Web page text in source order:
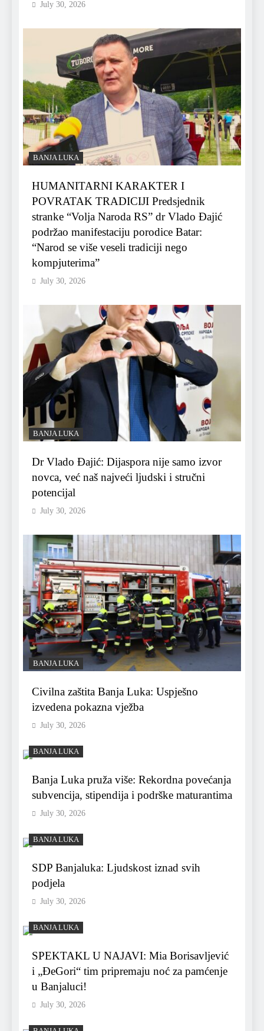
July 30, 2026
BANJA LUKA
HUMANITARNI KARAKTER I
POVRATAK TRADICIJI Predsjednik
stranke “Volja Naroda RS” dr Vlado Đajić
podržao manifestaciju porodice Batar:
“Narod se više veseli tradiciji nego
kompjuterima”
July 30, 2026
BANJA LUKA
Dr Vlado Đajić: Dijaspora nije samo izvor
novca, već naš najveći ljudski i stručni
potencijal
July 30, 2026
BANJA LUKA
Civilna zaštita Banja Luka: Uspješno
izvedena pokazna vježba
July 30, 2026
BANJA LUKA
Banja Luka pruža više: Rekordna povećanja
subvencija, stipendija i podrške maturantima
July 30, 2026
BANJA LUKA
SDP Banjaluka: Ljudskost iznad svih
podjela
July 30, 2026
BANJA LUKA
SPEKTAKL U NAJAVI: Mia Borisavljević
i „ĐeGori“ tim pripremaju noć za pamćenje
u Banjaluci!
July 30, 2026